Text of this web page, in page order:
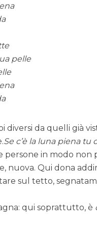
pelle
diversi da quelli già
Se c’è la luna piena
persone in modo
nuova. Qui dona
sul tetto,
qui soprattutto, è